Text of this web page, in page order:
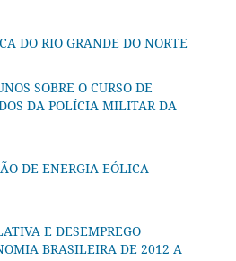
DO RIO GRANDE DO NORTE
SOBRE O CURSO DE
DA POLÍCIA MILITAR DA
DE ENERGIA EÓLICA
E DESEMPREGO
BRASILEIRA DE 2012 A